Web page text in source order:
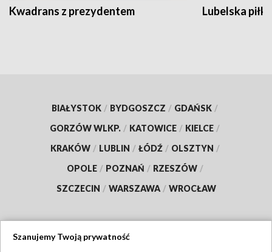
Kwadrans z prezydentem Lubelska piłka
BIAŁYSTOK / BYDGOSZCZ / GDAŃSK /
GORZÓW WLKP. / KATOWICE / KIELCE /
KRAKÓW / LUBLIN / ŁÓDŹ / OLSZTYN /
OPOLE / POZNAŃ / RZESZÓW /
SZCZECIN / WARSZAWA / WROCŁAW
Szanujemy Twoją prywatność